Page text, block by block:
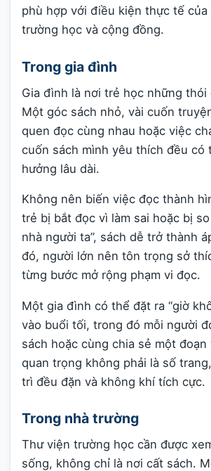
phù hợp với điều kiện thực tế
trường học và cộng đồng.
Trong gia đình
Gia đình là nơi trẻ học những thói
Một góc sách nhỏ, vài cuốn
quen đọc cùng nhau hoặc việc
cuốn sách mình yêu thích đều có
hưởng lâu dài.
Không nên biến việc đọc thành
trẻ bị bắt đọc vì làm sai hoặc bị
nhà người ta”, sách dễ trở thành
đó, người lớn nên tôn trọng sở
từng bước mở rộng phạm vi đọc.
Một gia đình có thể đặt ra “giờ
vào buổi tối, trong đó mỗi người
sách hoặc cùng chia sẻ một
quan trọng không phải là số
trì đều đặn và không khí tích cực.
Trong nhà trường
Thư viện trường học cần được
sống, không chỉ là nơi cất sách.